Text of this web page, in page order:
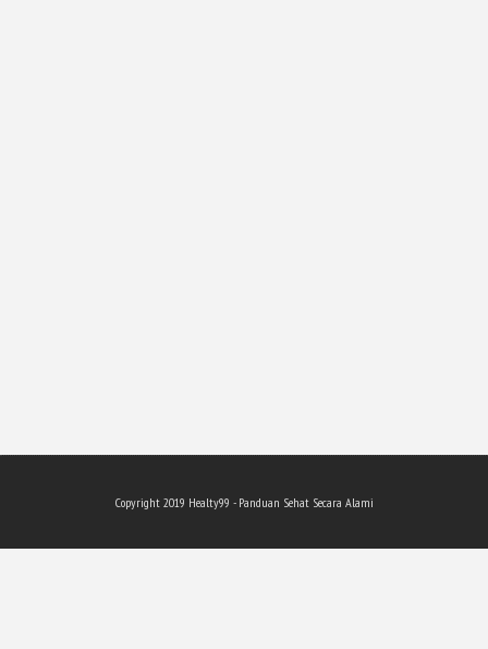
Copyright 2019 Healty99 - Panduan Sehat Secara Alami